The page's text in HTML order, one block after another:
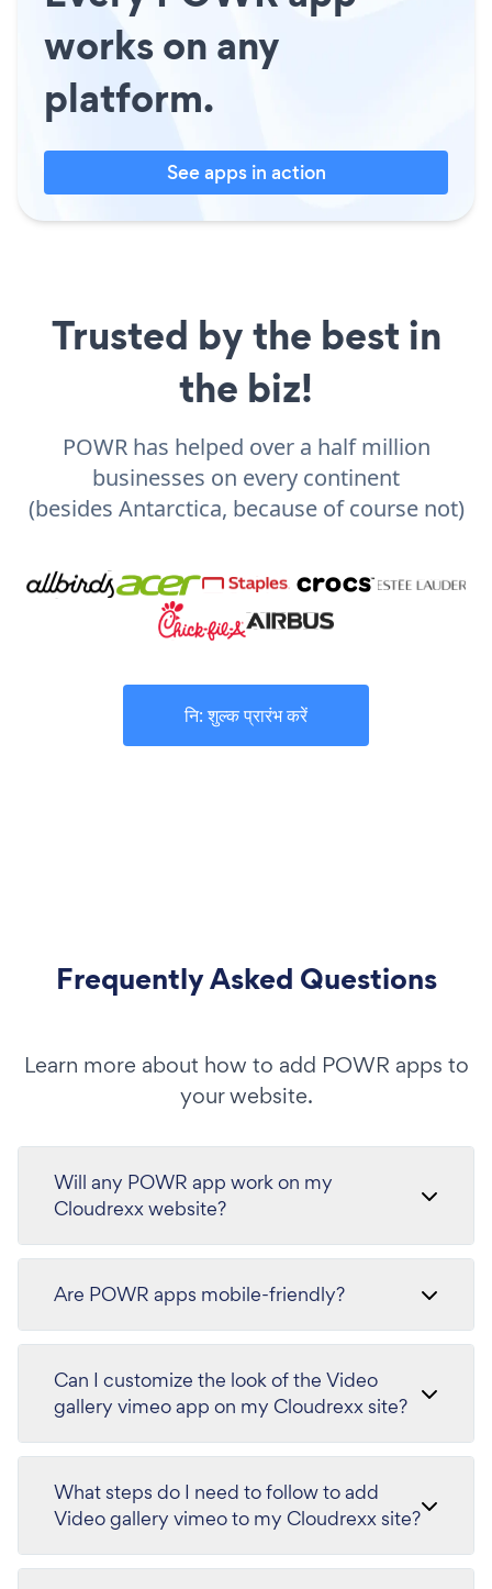
works on any
platform.
See apps in action
Trusted by the best in
the biz!
POWR has helped over a half million
businesses on every continent
(besides Antarctica, because of course not)
नि: शुल्क प्रारंभ करें
Frequently Asked Questions
Learn more about how to add POWR apps to
your website.
Will any POWR app work on my
Cloudrexx website?
Are POWR apps mobile-friendly?
Can I customize the look of the Video
gallery vimeo app on my Cloudrexx site?
What steps do I need to follow to add
Video gallery vimeo to my Cloudrexx site?